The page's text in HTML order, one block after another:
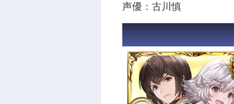
声優：古川慎